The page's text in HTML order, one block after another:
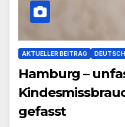
AKTUELLER BEITRAG
Hamburg –
gefasst